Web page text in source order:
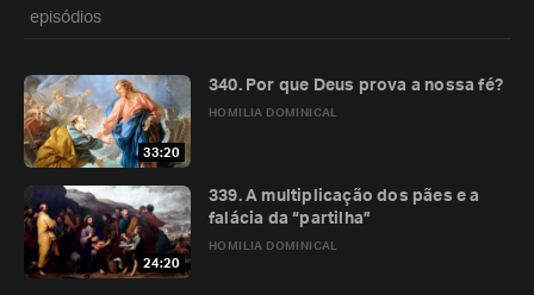
episódios
33:20
HOMILIA DOMINICAL
340. Por que Deus prova a nossa fé?
24:20
HOMILIA DOMINICAL
339. A multiplicação dos pães e a
falácia da “partilha”